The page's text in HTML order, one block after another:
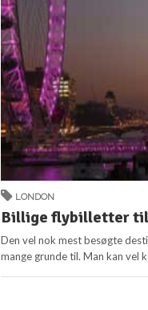
LONDON
Billige flybilletter til
Den vel nok mest besøgte
mange grunde til. Man kan vel